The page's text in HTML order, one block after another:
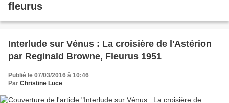
fleurus
Interlude sur Vénus : La croisière de l'Astérion
par Reginald Browne, Fleurus 1951
Publié le 07/03/2016 à 10:46
Par Christine Luce